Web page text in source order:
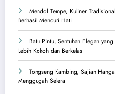
Mendol Tempe, Kuliner
Berhasil Mencuri Hati
Batu Pintu, Sentuhan Elegan
Lebih Kokoh dan Berkelas
Tongseng Kambing, Sajian
Menggugah Selera